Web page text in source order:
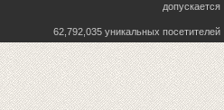
допускается
62,792,035 уникальных посетителей